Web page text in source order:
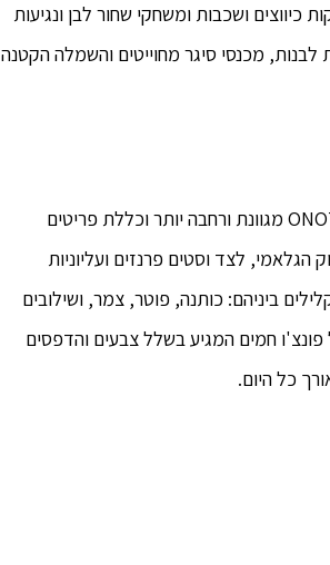
כיווצים ושכבות ומשחקי שחור לבן ונגיעות
מכנסי סיגר מחוייטים והשמלה הקטנה
הפרקטי והאופנתי אהוב עלינו ביותר בחורף הישראלי. קולקציית החורף של ONOT מגוונת ורחבה יותר וכללת פריטים
לצד וסטים פרנזים ועליוניות
ביניהם: כותנה, פוטר, צמר, ושילובים
חמים המגיע בשלל צבעים והדפסים
כל היום.